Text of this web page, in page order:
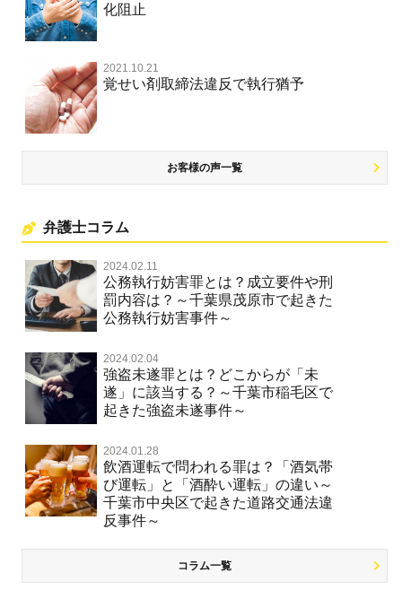
名誉棄損・侮辱
名誉棄損罪・侮辱
化阻止
2021.10.21
覚せい剤取締法違反で執行猶予
お客様の声一覧
弁護士コラム
2024.02.11
公務執行妨害罪とは？成立要件や刑
罰内容は？～千葉県茂原市で起きた
公務執行妨害事件～
2024.02.04
強盗未遂罪とは？どこからが「未
遂」に該当する？～千葉市稲毛区で
起きた強盗未遂事件～
2024.01.28
飲酒運転で問われる罪は？「酒気帯
び運転」と「酒酔い運転」の違い～
千葉市中央区で起きた道路交通法違
反事件～
コラム一覧